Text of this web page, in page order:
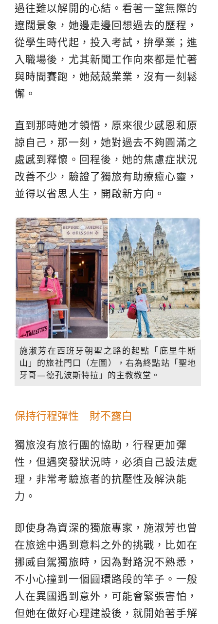
過往難以解開的心結。看著一望無際的
遼闊景象，她邊走邊回想過去的歷程，
從學生時代起，投入考試，拚學業；進
入職場後，尤其新聞工作向來都是忙著
與時間賽跑，她兢兢業業，沒有一刻鬆
懈。
直到那時她才領悟，原來很少感恩和原
諒自己，那一刻，她對過去不夠圓滿之
處感到釋懷。回程後，她的焦慮症狀況
改善不少，驗證了獨旅有助療癒心靈，
並得以省思人生，開啟新方向。
施淑芳在西班牙朝聖之路的起點「庇里牛斯
山」的旅社門口（左圖），右為終點站「聖地
牙哥—德孔波斯特拉」的主教教堂。
保持行程彈性 財不露白
獨旅沒有旅行團的協助，行程更加彈
性，但遇突發狀況時，必須自己設法處
理，非常考驗旅者的抗壓性及解決能
力。
即使身為資深的獨旅專家，施淑芳也曾
在旅途中遇到意料之外的挑戰，比如在
挪威自駕獨旅時，因為對路況不熟悉，
不小心撞到一個圓環路段的竿子。一般
人在異國遇到意外，可能會緊張害怕，
但她在做好心理建設後，就開始著手解